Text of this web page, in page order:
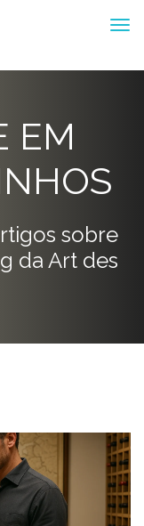
EM
sobre
da Art des